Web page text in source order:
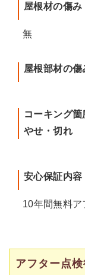
屋根材の傷み
無
屋根部材の
コーキング箇
やせ・切れ
安心保証内容
10年間無料ア
アフター点